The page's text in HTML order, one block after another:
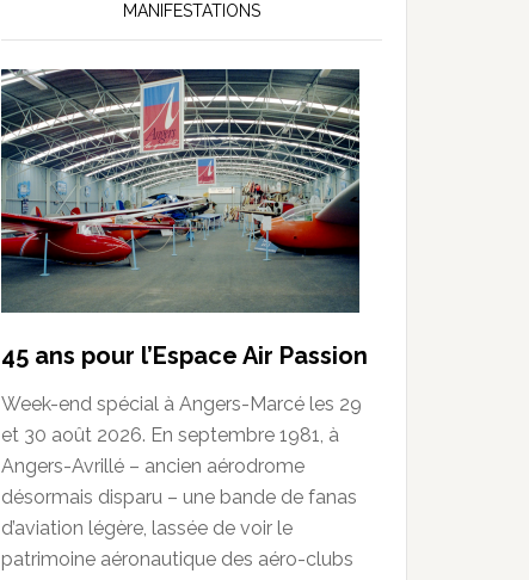
MANIFESTATIONS
45 ans pour l’Espace Air Passion
Week-end spécial à Angers-Marcé les 29
et 30 août 2026. En septembre 1981, à
Angers-Avrillé – ancien aérodrome
désormais disparu – une bande de fanas
d’aviation légère, lassée de voir le
patrimoine aéronautique des aéro-clubs